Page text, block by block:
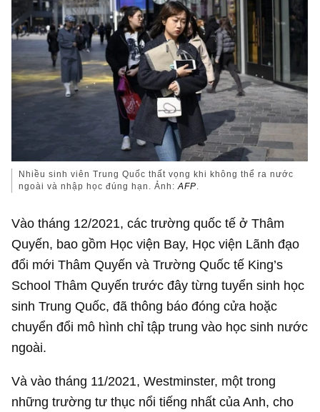
Nhiều sinh viên Trung Quốc thất vọng khi không thể ra nước
ngoài và nhập học đúng hạn. Ảnh: AFP.
Vào tháng 12/2021, các trường quốc tế ở Thâm
Quyến, bao gồm Học viện Bay, Học viện Lãnh đạo
đổi mới Thâm Quyến và Trường Quốc tế King’s
School Thâm Quyến trước đây từng tuyển sinh học
sinh Trung Quốc, đã thông báo đóng cửa hoặc
chuyển đổi mô hình chỉ tập trung vào học sinh nước
ngoài.
Và vào tháng 11/2021, Westminster, một trong
những trường tư thục nổi tiếng nhất của Anh, cho